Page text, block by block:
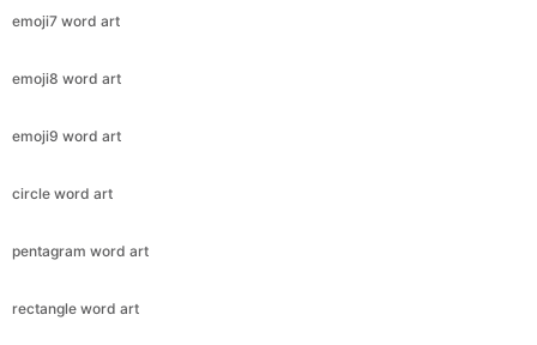
emoji7 word art
emoji8 word art
emoji9 word art
circle word art
pentagram word art
rectangle word art